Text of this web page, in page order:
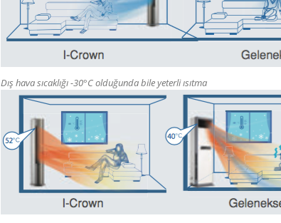
Dış hava sıcaklığı -30°C olduğunda bile yeterli ısıtma